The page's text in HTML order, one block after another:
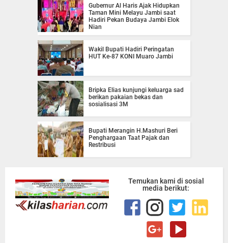
Gubernur Al Haris Ajak Hidupkan
Taman Mini Melayu Jambi saat
Hadiri Pekan Budaya Jambi Elok
Nian
Wakil Bupati Hadiri Peringatan
HUT Ke-87 KONI Muaro Jambi
Bripka Elias kunjungi keluarga sad
berikan pakaian bekas dan
sosialisasi 3M
Bupati Merangin H.Mashuri Beri
Penghargaan Taat Pajak dan
Restribusi
Temukan kami di sosial
media berikut: